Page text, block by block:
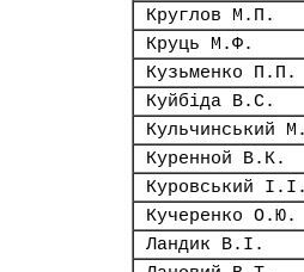
Круглов М.П.
Круць М.Ф.
Кузьменко П.П.
Куйбіда В.С.
Кульчинський
Куренной В.К.
Куровський І.І.
Кучеренко О.Ю.
Ландик В.І.